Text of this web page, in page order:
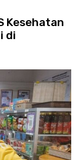
Kesehatan
di